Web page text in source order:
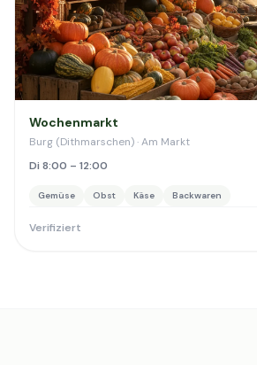
Wochenmarkt
Burg (Dithmarschen) · Am Markt
Di 8:00 – 12:00
Gemüse Obst Käse Backwaren
Verifiziert